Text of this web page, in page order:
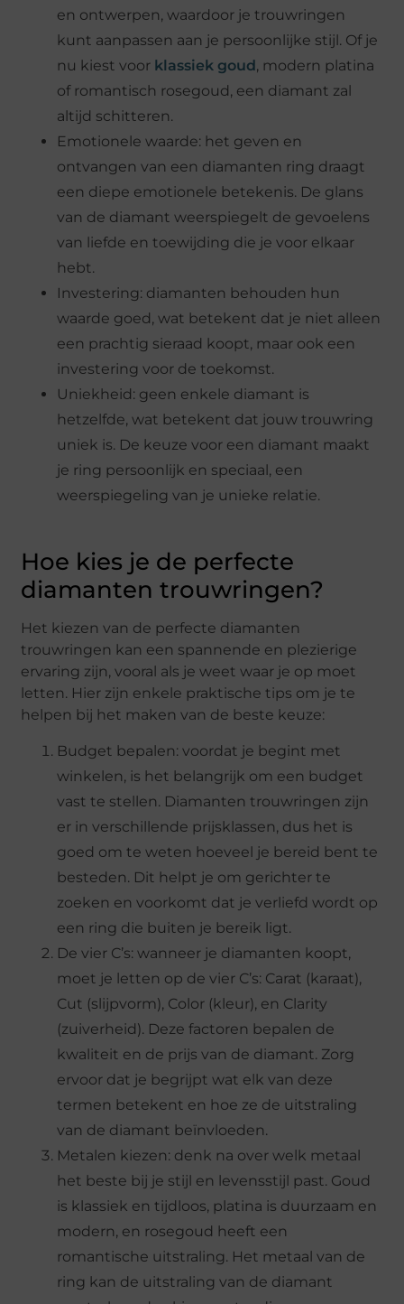
en ontwerpen, waardoor je trouwringen
kunt aanpassen aan je persoonlijke stijl. Of je
nu kiest voor klassiek goud, modern platina
of romantisch rosegoud, een diamant zal
altijd schitteren.
Emotionele waarde: het geven en
ontvangen van een diamanten ring draagt
een diepe emotionele betekenis. De glans
van de diamant weerspiegelt de gevoelens
van liefde en toewijding die je voor elkaar
hebt.
Investering: diamanten behouden hun
waarde goed, wat betekent dat je niet alleen
een prachtig sieraad koopt, maar ook een
investering voor de toekomst.
Uniekheid: geen enkele diamant is
hetzelfde, wat betekent dat jouw trouwring
uniek is. De keuze voor een diamant maakt
je ring persoonlijk en speciaal, een
weerspiegeling van je unieke relatie.
Hoe kies je de perfecte
diamanten trouwringen?
Het kiezen van de perfecte diamanten
trouwringen kan een spannende en plezierige
ervaring zijn, vooral als je weet waar je op moet
letten. Hier zijn enkele praktische tips om je te
helpen bij het maken van de beste keuze:
Budget bepalen: voordat je begint met
winkelen, is het belangrijk om een budget
vast te stellen. Diamanten trouwringen zijn
er in verschillende prijsklassen, dus het is
goed om te weten hoeveel je bereid bent te
besteden. Dit helpt je om gerichter te
zoeken en voorkomt dat je verliefd wordt op
een ring die buiten je bereik ligt.
De vier C’s: wanneer je diamanten koopt,
moet je letten op de vier C’s: Carat (karaat),
Cut (slijpvorm), Color (kleur), en Clarity
(zuiverheid). Deze factoren bepalen de
kwaliteit en de prijs van de diamant. Zorg
ervoor dat je begrijpt wat elk van deze
termen betekent en hoe ze de uitstraling
van de diamant beïnvloeden.
Metalen kiezen: denk na over welk metaal
het beste bij je stijl en levensstijl past. Goud
is klassiek en tijdloos, platina is duurzaam en
modern, en rosegoud heeft een
romantische uitstraling. Het metaal van de
ring kan de uitstraling van de diamant